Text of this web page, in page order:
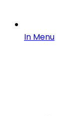
In Menu